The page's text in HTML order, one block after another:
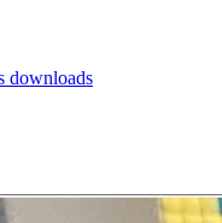
downloads